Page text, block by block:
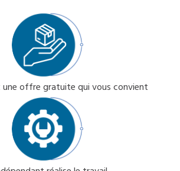
une offre gratuite qui vous convient